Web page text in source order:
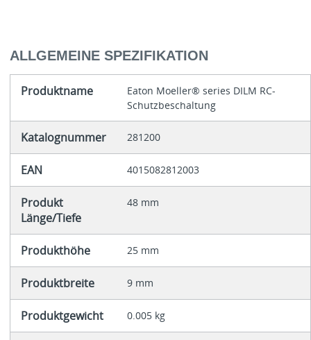
ALLGEMEINE SPEZIFIKATION
Produktname
Eaton Moeller® series DILM RC-
Schutzbeschaltung
Katalognummer 281200
EAN 4015082812003
Produkt
Länge/Tiefe
48 mm
Produkthöhe 25 mm
Produktbreite 9 mm
Produktgewicht 0.005 kg